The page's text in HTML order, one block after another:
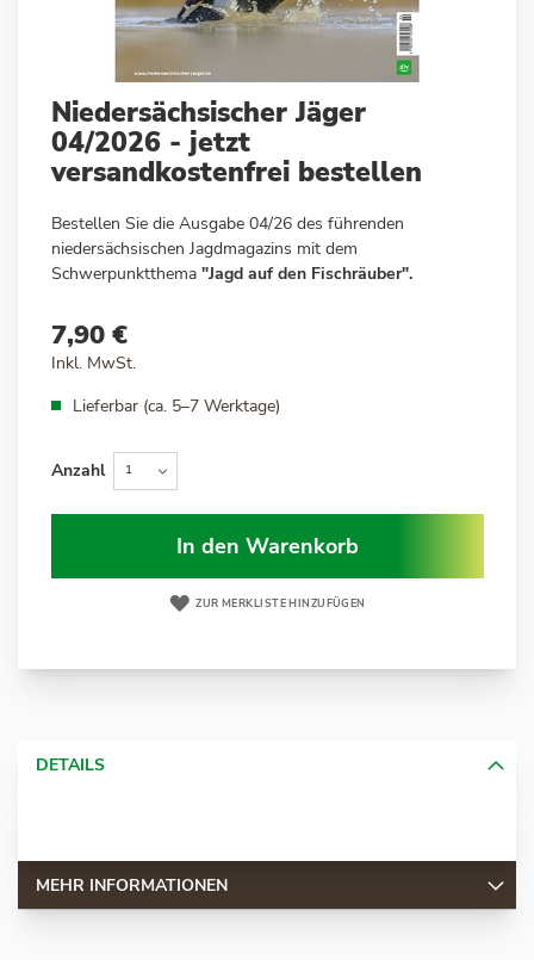
Anfang
der
Bildergalerie
Niedersächsischer Jäger
04/2026 - jetzt
versandkostenfrei bestellen
Bestellen Sie die Ausgabe 04/26 des führenden
niedersächsischen Jagdmagazins mit dem
Schwerpunktthema "Jagd auf den Fischräuber".
7,90 €
Inkl. MwSt.
Lieferbar (ca. 5–7 Werktage)
Anzahl
In den Warenkorb
ZUR MERKLISTE HINZUFÜGEN
DETAILS
MEHR INFORMATIONEN